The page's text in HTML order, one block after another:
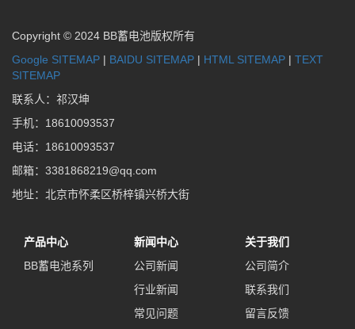
Copyright © 2024 BB蓄电池版权所有
Google SITEMAP | BAIDU SITEMAP | HTML SITEMAP | TEXT
SITEMAP
联系人：祁汉坤
手机：18610093537
电话：18610093537
邮箱：3381868219@qq.com
地址：北京市怀柔区桥梓镇兴桥大街
产品中心
BB蓄电池系列
新闻中心
公司新闻
行业新闻
常见问题
关于我们
公司简介
联系我们
留言反馈